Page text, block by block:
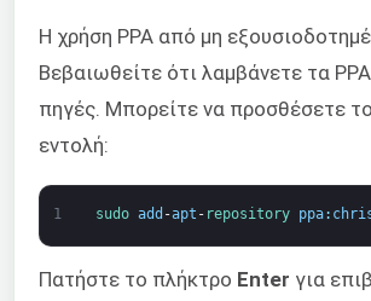
Η χρήση PPA από μη
Βεβαιωθείτε ότι λαμβάνετε τα
πηγές. Μπορείτε να προσθέσετε
εντολή:
1 sudo add -apt - repository ppa:
Πατήστε το πλήκτρο Enter για